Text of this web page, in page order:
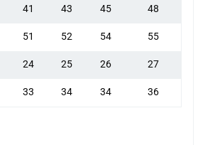
41 43 45 48
51 52 54 55
24 25 26 27
33 34 34 36